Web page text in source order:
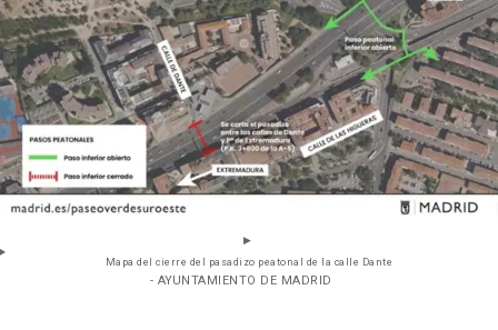
Mapa del cierre del pasadizo peatonal de la calle Dante
- AYUNTAMIENTO DE MADRID